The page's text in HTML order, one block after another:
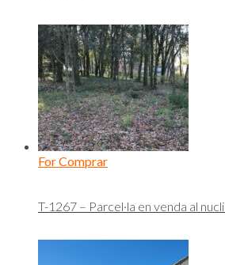
For Comprar
T-1267 – Parcel·la en venda al